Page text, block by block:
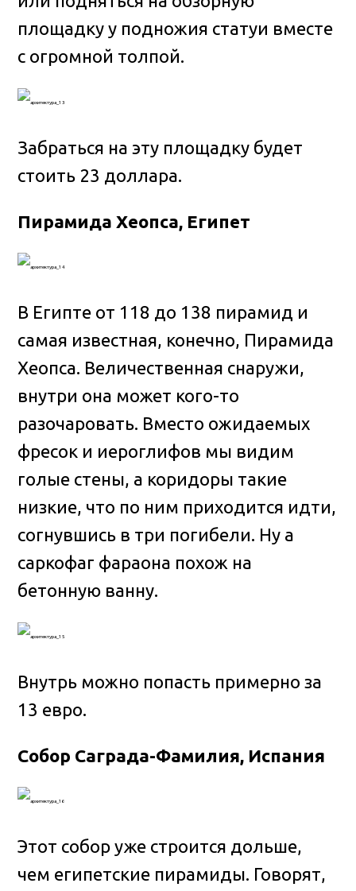
площадку у подножия статуи вместе
с огромной толпой.
Забраться на эту площадку будет
стоить 23 доллара.
Пирамида Хеопса, Египет
В Египте от 118 до 138 пирамид и
самая известная, конечно, Пирамида
Хеопса. Величественная снаружи,
внутри она может кого-то
разочаровать. Вместо ожидаемых
фресок и иероглифов мы видим
голые стены, а коридоры такие
низкие, что по ним приходится идти,
согнувшись в три погибели. Ну а
саркофаг фараона похож на
бетонную ванну.
Внутрь можно попасть примерно за
13 евро.
Собор Саграда-Фамилия, Испания
Этот собор уже строится дольше,
чем египетские пирамиды. Говорят,